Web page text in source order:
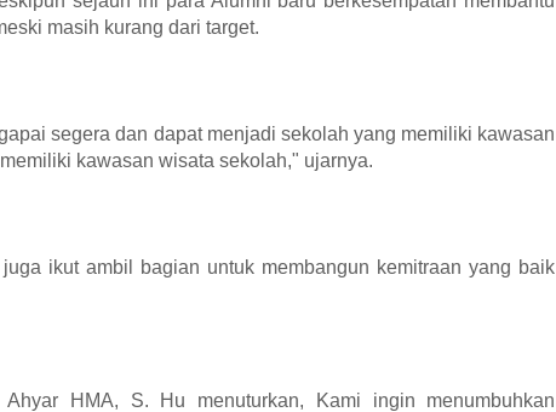
masih kurang dari target.
segera dan dapat menjadi sekolah yang memiliki kawasan
kawasan wisata sekolah," ujarnya.
ikut ambil bagian untuk membangun kemitraan yang baik
HMA, S. Hu menuturkan, Kami ingin menumbuhkan